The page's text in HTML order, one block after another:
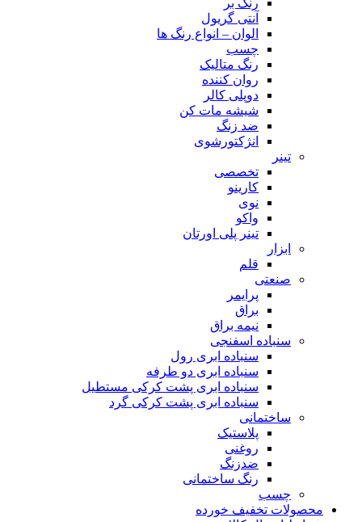
آنتی گریول
الوان – انواع رنگ ها
چسب
رنگ متالیک
روان کننده
دوپلی کالر
شیشه مات کن
ضد زنگ
انژکتورشوی
تینر
تخصصی
کارینو
نوی
واکو
تینر پلی اورتان
ابزار
قلم
صنعتی
پرایمر
براق
نیمه براق
سنباده اسفنجی
سنباده ابری رول
سنباده ابری دو طرفه
سنباده ابری پشت کرکی مستطیل
سنباده ابری پشت کرکی گرد
ساختمانی
پلاستیک
روغنی
ضدزنگ
رنگ ساختمانی
چسب
محصولات تخفیف خورده